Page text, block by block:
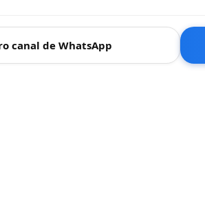
canal de WhatsApp